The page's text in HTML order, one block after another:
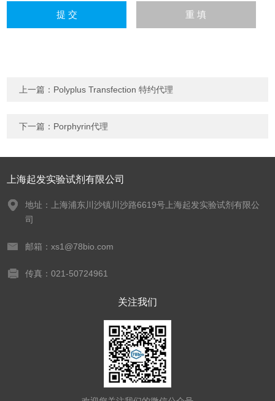
上一篇： Polyplus Transfection 特约代理
下一篇： Porphyrin代理
上海起发实验试剂有限公司
地址：上海浦东川沙镇川沙路6619号上海起发实验试剂有限公
司
邮箱：xs1@78bio.com
传真：021-50724961
关注我们